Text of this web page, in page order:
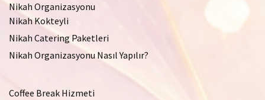
Nikah Organizasyonu
Nikah Kokteyli
Nikah Catering Paketleri
Nikah Organizasyonu Nasıl Yapılır?
Coffee Break Hizmeti